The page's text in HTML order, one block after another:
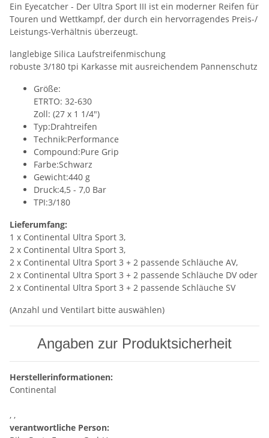
Ein Eyecatcher - Der Ultra Sport III ist ein moderner Reifen für
Touren und Wettkampf, der durch ein hervorragendes Preis-/
Leistungs-Verhältnis überzeugt.
langlebige Silica Laufstreifenmischung
robuste 3/180 tpi Karkasse mit ausreichendem Pannenschutz
Größe:
ETRTO: 32-630
Zoll: (27 x 1 1/4")
Typ:Drahtreifen
Technik:Performance
Compound:Pure Grip
Farbe:Schwarz
Gewicht:440 g
Druck:4,5 - 7,0 Bar
TPI:3/180
Lieferumfang:
1 x Continental Ultra Sport 3,
2 x Continental Ultra Sport 3,
2 x Continental Ultra Sport 3 + 2 passende Schläuche AV,
2 x Continental Ultra Sport 3 + 2 passende Schläuche DV oder
2 x Continental Ultra Sport 3 + 2 passende Schläuche SV
(Anzahl und Ventilart bitte auswählen)
Angaben zur Produktsicherheit
Herstellerinformationen:
Continental
, ,
verantwortliche Person: